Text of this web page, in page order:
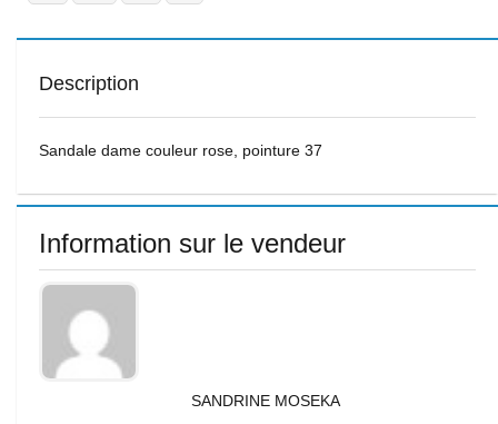
Description
Sandale dame couleur rose, pointure 37
Information sur le vendeur
SANDRINE MOSEKA